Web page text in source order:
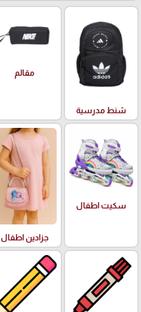
شنط مدرسية
مقالم
سكيت اطفال
جزادين اطفال